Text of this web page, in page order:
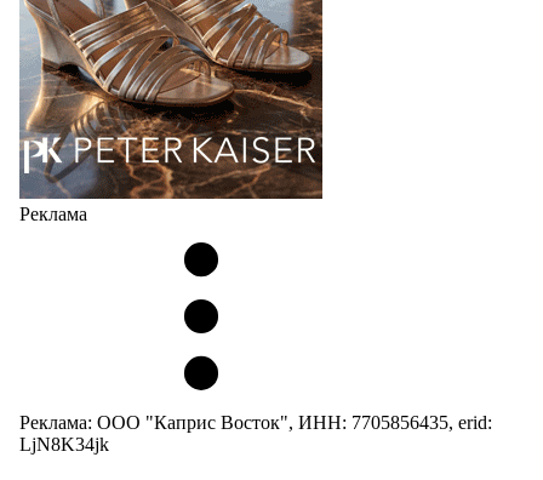
Реклама
Реклама: ООО "Каприс Восток", ИНН: 7705856435, erid:
LjN8K34jk